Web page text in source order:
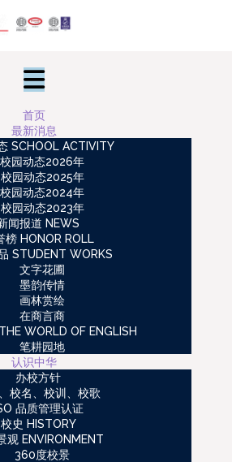
首页
最新消息
SCHOOL ACTIVITY
校园动态2026年
校园动态2025年
校园动态2024年
校园动态2023年
闻报道 NEWS
榜 HONOR ROLL
STUDENT WORKS
文字花圃
墨韵传情
画林赏绘
在商言商
WORLD OF ENGLISH
笔耕园地
认识中华
办校方针
校名、校训、校歌
品质管理认证
校史 HISTORY
观 ENVIRONMENT
360度校景